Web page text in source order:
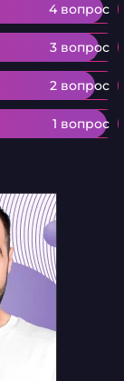
4 вопрос
3 вопрос
2 вопрос
1 вопрос